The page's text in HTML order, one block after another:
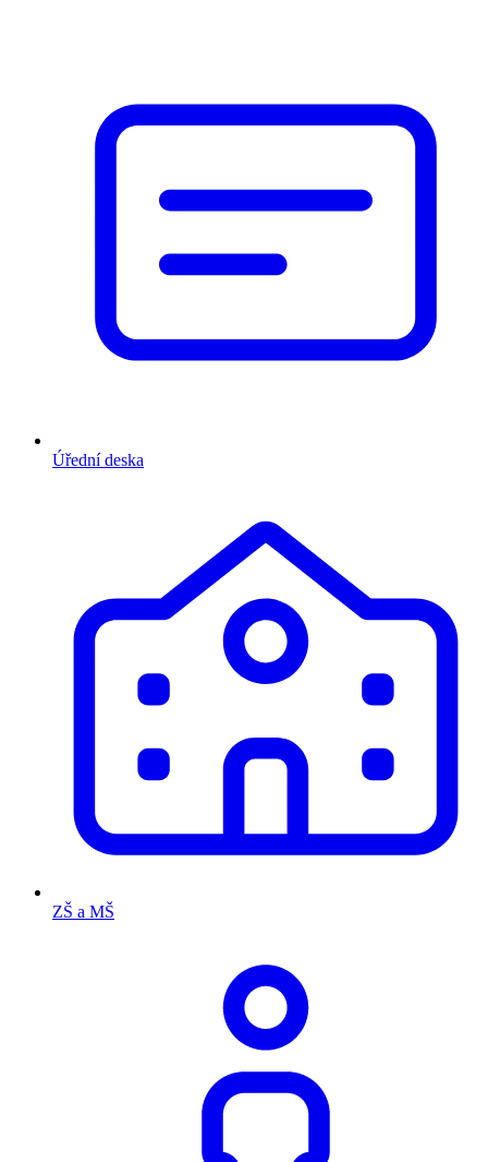
Úřední deska
ZŠ a MŠ